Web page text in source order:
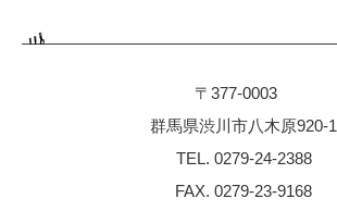
素材へのこだわり
〒377-0003
群馬県渋川市八木原920-1
TEL. 0279-24-2388
FAX. 0279-23-9168